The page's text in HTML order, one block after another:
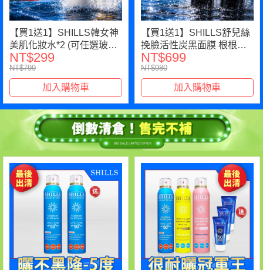
【買1送1】SHILLS韓女神
美肌化妝水*2 (可任選玻尿
酸/維他命C/薏仁)
NT$299
NT$799
加入購物車
【買1送1】SHILLS舒兒絲
挽臉活性炭黑面膜 根根拔
起2入(售價已折)
NT$699
NT$980
加入購物車